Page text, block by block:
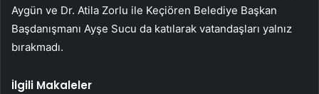
Aygün ve Dr. Atila Zorlu ile Keçiören Belediye Başkan
Başdanışmanı Ayşe Sucu da katılarak vatandaşları yalnız
bırakmadı.
İlgili Makaleler